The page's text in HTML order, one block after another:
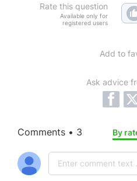
Rate this question
Available only for
registered users
Add to
Ask advice
Comments • 3 By